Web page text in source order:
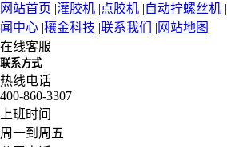
网站首页 |灌胶机 |点胶机 |自动拧螺丝机 |
闻中心 |穰金科技 |联系我们 | 网站地图
在线客服
联系方式
热线电话
400-860-3307
上班时间
周一到周五